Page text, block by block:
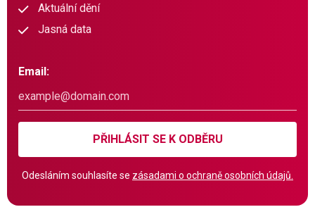
Aktuální dění
Jasná data
Email:
PŘIHLÁSIT SE K ODBĚRU
Odesláním souhlasíte se zásadami o ochraně osobních údajů.